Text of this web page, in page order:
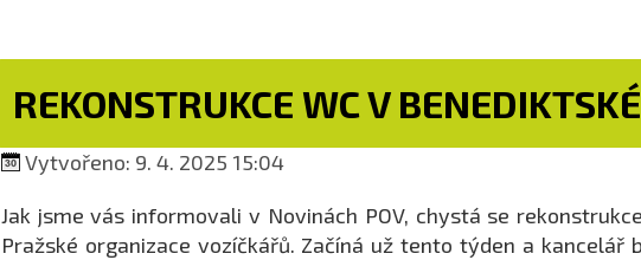
REKONSTRUKCE WC V BENEDIKTSKÉ
Vytvořeno: 9. 4. 2025 15:04
Jak jsme vás informovali v Novinách POV, chystá se
Pražské organizace vozíčkářů. Začíná už tento týden a kancelář